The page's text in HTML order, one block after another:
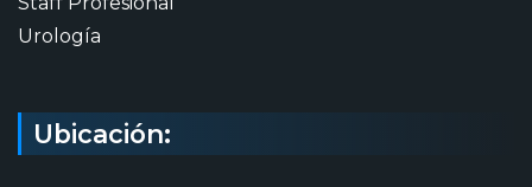
Urología
Ubicación: